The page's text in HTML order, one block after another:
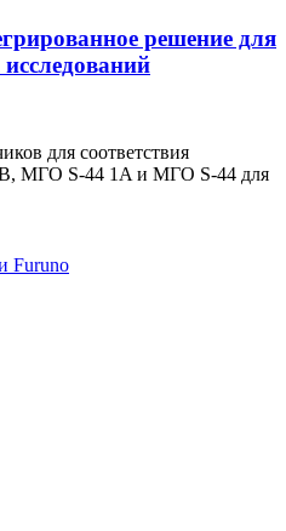
решение для
для соответствия
МГО S-44 1A и МГО S-44 для
Furuno